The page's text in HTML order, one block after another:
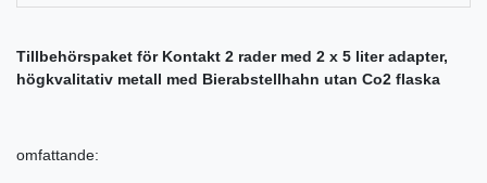
Tillbehörspaket för Kontakt 2 rader med 2 x 5 liter adapter,
högkvalitativ metall med Bierabstellhahn utan Co2 flaska
omfattande: